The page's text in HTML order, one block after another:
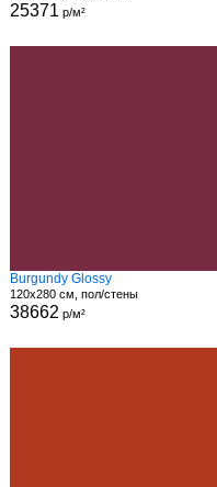
25371 р/м²
Burgundy Glossy
120x280 см, пол/стены
38662 р/м²